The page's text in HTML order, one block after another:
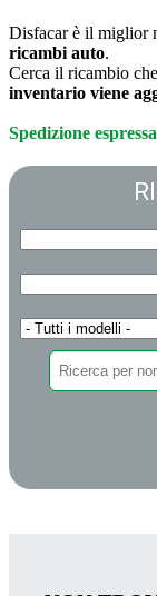
Disfacar è il miglior
ricambi auto.
Cerca il ricambio
inventario viene
Spedizione